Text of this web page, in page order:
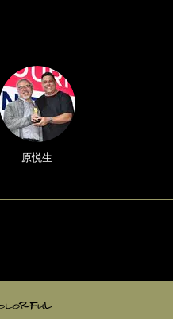
原悦生